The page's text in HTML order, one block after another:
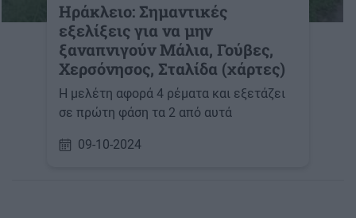
Ηράκλειο: Σημαντικές
εξελίξεις για να μην
ξαναπνιγούν Μάλια, Γούβες,
Χερσόνησος, Σταλίδα (χάρτες)
Η μελέτη αφορά 4 ρέματα και εξετάζει
σε πρώτη φάση τα 2 από αυτά
09-10-2024